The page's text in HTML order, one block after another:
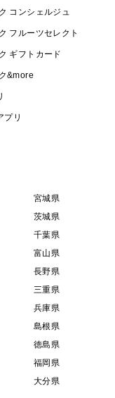
コンシェルジュ
フルーツセレクト
ギフトカード
&more
プリ
宮城県
茨城県
千葉県
富山県
長野県
三重県
兵庫県
島根県
徳島県
福岡県
大分県